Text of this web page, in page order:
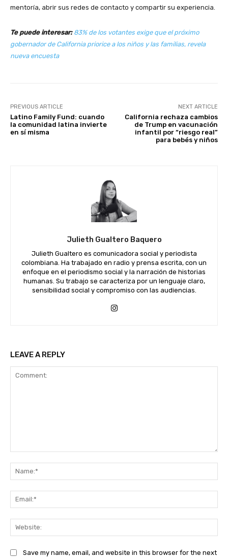
mentoría, abrir sus redes de contacto y compartir su experiencia.
Te puede interesar: 83% de los votantes exige que el próximo
gobernador de California priorice a los niños y las familias, revela
nueva encuesta
PREVIOUS ARTICLE
Latino Family Fund: cuando
la comunidad latina invierte
en sí misma
NEXT ARTICLE
California rechaza cambios
de Trump en vacunación
infantil por “riesgo real”
para bebés y niños
Julieth Gualtero Baquero
Julieth Gualtero es comunicadora social y periodista
colombiana. Ha trabajado en radio y prensa escrita, con un
enfoque en el periodismo social y la narración de historias
humanas. Su trabajo se caracteriza por un lenguaje claro,
sensibilidad social y compromiso con las audiencias.
LEAVE A REPLY
Save my name, email, and website in this browser for the next